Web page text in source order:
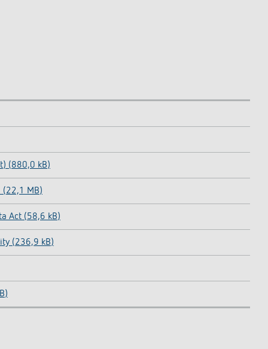
(880,0 kB)
(22,1 MB)
Act (58,6 kB)
(236,9 kB)